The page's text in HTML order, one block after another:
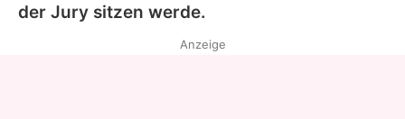
der Jury sitzen werde.
Anzeige